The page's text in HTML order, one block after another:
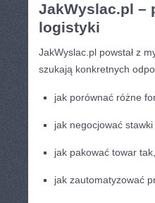
JakWyslac.pl –
logistyki
JakWyslac.pl powstał z
szukają konkretnych
jak porównać różne
jak negocjować
jak pakować towar
jak zautomatyzować